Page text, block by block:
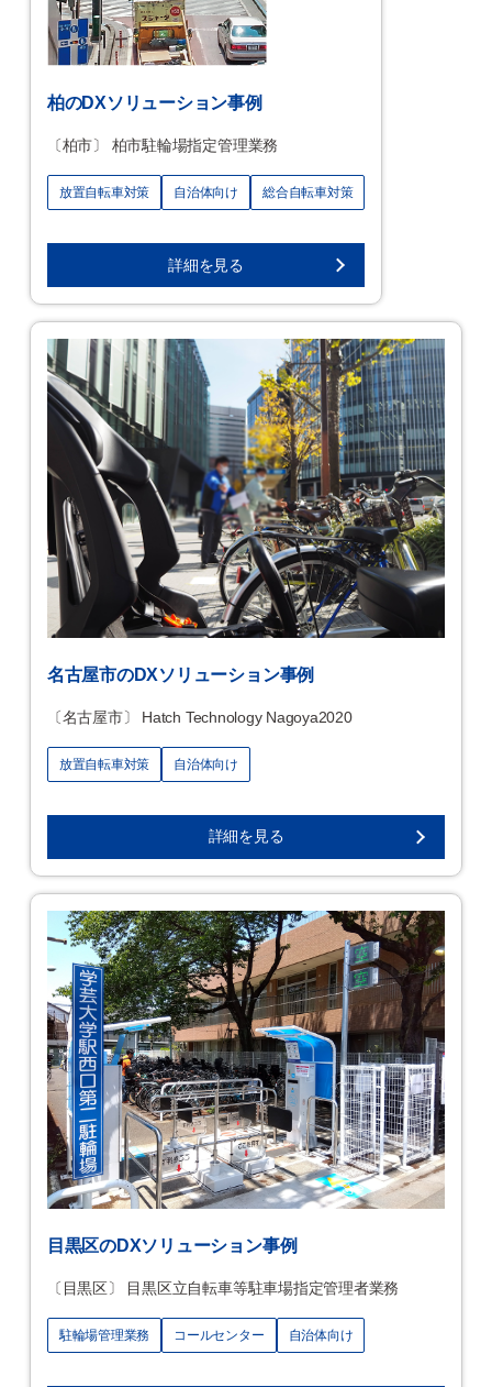
柏のDXソリューション事例
〔柏市〕 柏市駐輪場指定管理業務
放置自転車対策 自治体向け 総合自転車対策
詳細を見る
名古屋市のDXソリューション事例
〔名古屋市〕 Hatch Technology Nagoya2020
放置自転車対策 自治体向け
詳細を見る
目黒区のDXソリューション事例
〔目黒区〕 目黒区立自転車等駐車場指定管理者業務
駐輪場管理業務 コールセンター 自治体向け